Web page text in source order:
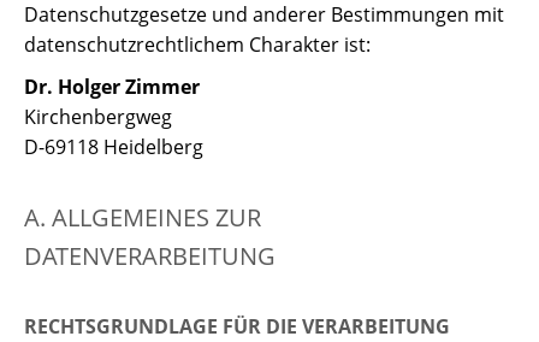
Datenschutzgesetze und anderer Bestimmungen mit
datenschutzrechtlichem Charakter ist:
Dr. Holger Zimmer
Kirchenbergweg
D-69118 Heidelberg
A. ALLGEMEINES ZUR
DATENVERARBEITUNG
RECHTSGRUNDLAGE FÜR DIE VERARBEITUNG